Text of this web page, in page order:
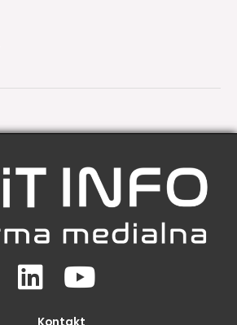
LinkedinYoutube